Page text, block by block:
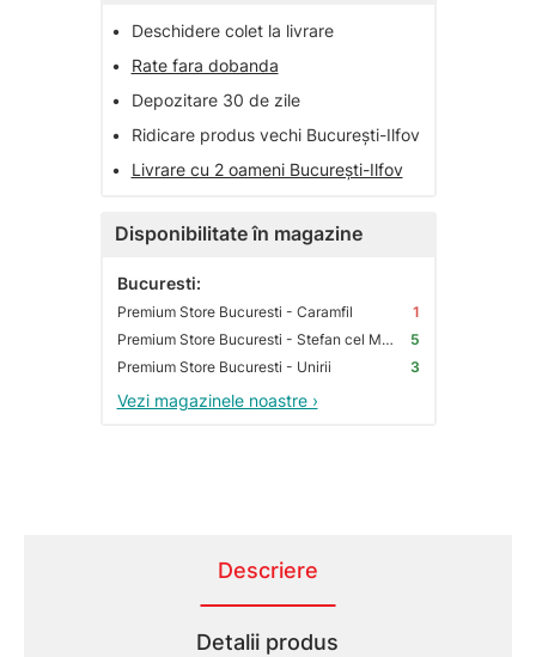
•
Deschidere colet la livrare
•
Rate fara dobanda
•
Depozitare 30 de zile
•
Ridicare produs vechi București-Ilfov
•
Livrare cu 2 oameni București-Ilfov
Disponibilitate în magazine
Bucuresti:
Premium Store Bucuresti - Caramfil
1
Premium Store Bucuresti - Stefan cel Mare
5
Premium Store Bucuresti - Unirii
3
Vezi magazinele noastre ›
Descriere
Detalii produs